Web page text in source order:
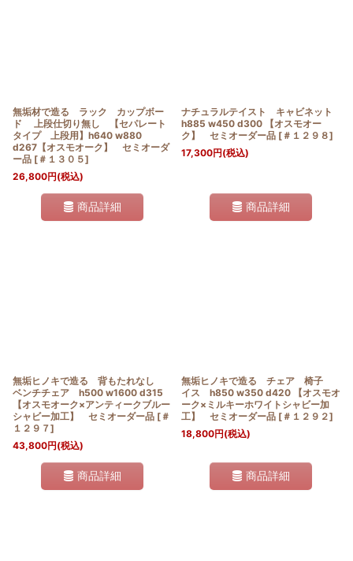
無垢材で造る ラック カップボー
ド 上段仕切り無し 【セパレート
タイプ 上段用】h640 w880
d267【オスモオーク】 セミオーダ
ー品 [ ＃１３０５]
26,800円(税込)
商品詳細
ナチュラルテイスト キャビネット
h885 w450 d300 【オスモオー
ク】 セミオーダー品 [ ＃１２９８]
17,300円(税込)
商品詳細
無垢ヒノキで造る 背もたれなし
ベンチチェア h500 w1600 d315
【オスモオーク×アンティークブルー
シャビー加工】 セミオーダー品 [ ＃
１２９７]
43,800円(税込)
商品詳細
無垢ヒノキで造る チェア 椅子
イス h850 w350 d420 【オスモオ
ーク×ミルキーホワイトシャビー加
工】 セミオーダー品 [ ＃１２９２]
18,800円(税込)
商品詳細